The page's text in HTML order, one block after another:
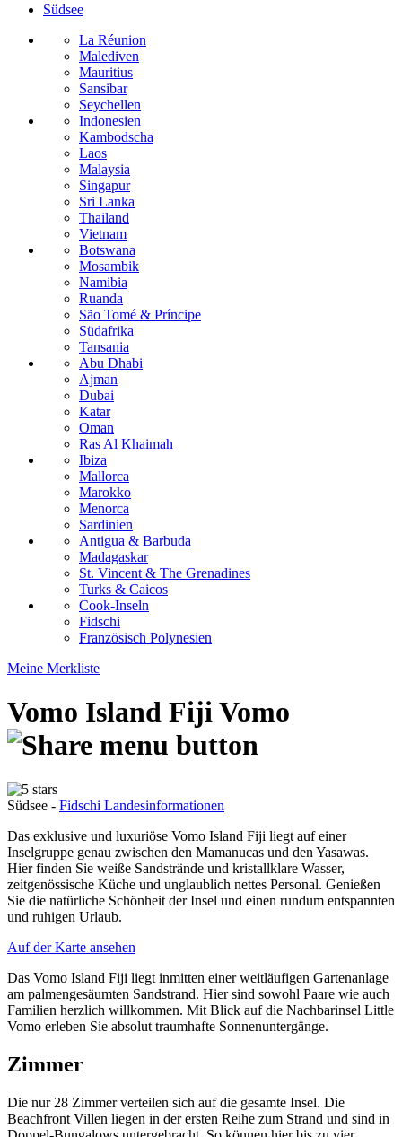
Südsee
La Réunion
Malediven
Mauritius
Sansibar
Seychellen
Indonesien
Kambodscha
Laos
Malaysia
Singapur
Sri Lanka
Thailand
Vietnam
Botswana
Mosambik
Namibia
Ruanda
São Tomé & Príncipe
Südafrika
Tansania
Abu Dhabi
Ajman
Dubai
Katar
Oman
Ras Al Khaimah
Ibiza
Mallorca
Marokko
Menorca
Sardinien
Antigua & Barbuda
Madagaskar
St. Vincent & The Grenadines
Turks & Caicos
Cook-Inseln
Fidschi
Französisch Polynesien
Meine Merkliste
Vomo Island FijiVomo
Südsee - Fidschi Landesinformationen
Das exklusive und luxuriöse Vomo Island Fiji liegt auf einer
Inselgruppe genau zwischen den Mamanucas und den Yasawas.
Hier finden Sie weiße Sandstrände und kristallklare Wasser,
zeitgenössische Küche und unglaublich nettes Personal. Genießen
Sie die natürliche Schönheit der Insel und einen rundum entspannten
und ruhigen Urlaub.
Auf der Karte ansehen
Das Vomo Island Fiji liegt inmitten einer weitläufigen Gartenanlage
am palmengesäumten Sandstrand. Hier sind sowohl Paare wie auch
Familien herzlich willkommen. Mit Blick auf die Nachbarinsel Little
Vomo erleben Sie absolut traumhafte Sonnenuntergänge.
Zimmer
Die nur 28 Zimmer verteilen sich auf die gesamte Insel. Die
Beachfront Villen liegen in der ersten Reihe zum Strand und sind in